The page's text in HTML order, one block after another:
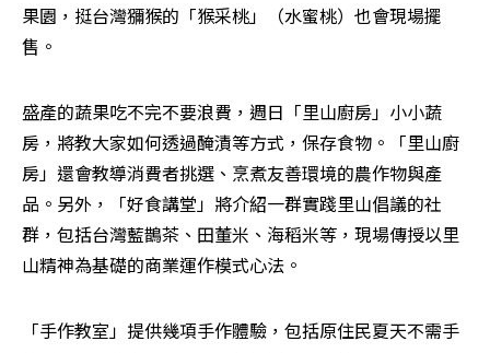
果園，挺台灣獼猴的「猴采桃」（水蜜桃）也會現場擺
售。
盛產的蔬果吃不完不要浪費，週日「里山廚房」小小蔬
房，將教大家如何透過醃漬等方式，保存食物。「里山廚
房」還會教導消費者挑選、烹煮友善環境的農作物與產
品。另外，「好食講堂」將介紹一群實踐里山倡議的社
群，包括台灣藍鵲茶、田董米、海稻米等，現場傳授以里
山精神為基礎的商業運作模式心法。
「手作教室」提供幾項手作體驗，包括原住民夏天不需手